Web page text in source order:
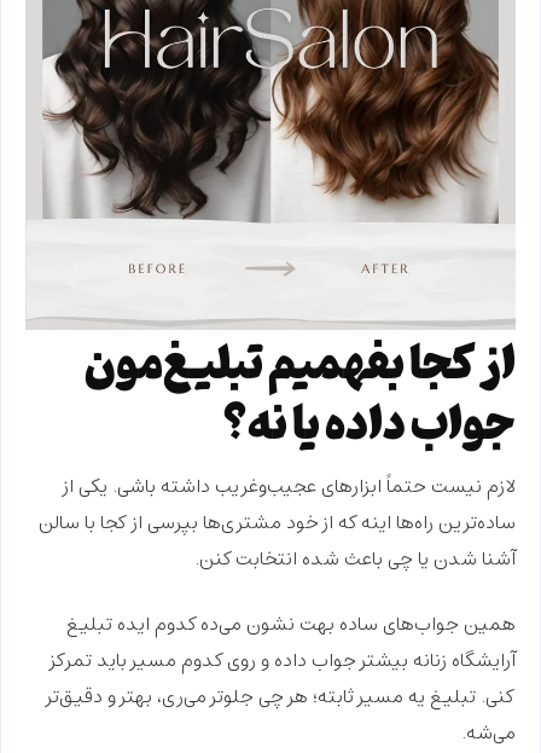
از کجا بفهمیم تبلیغ‌مون
جواب داده یا نه؟
لازم نیست حتماً ابزارهایعجیب‌وغریب داشته باشی. یکی از
ساده‌ترین راه‌ها اینه که از خود مشتری‌ها بپرسی از کجا با سالن
آشنا شدن یا چی باعث شده انتخابت کنن.
همین جواب‌های ساده بهت نشون می‌ده کدوم ایده تبلیغ
آرایشگاه زنانه بیشترجواب دادهو روی کدوم مسیر بایدتمرکز
کنی. تبلیغ یه مسیر ثابته؛ هر چی جلوتر می‌ری، بهتر و دقیق‌تر
می‌شه.